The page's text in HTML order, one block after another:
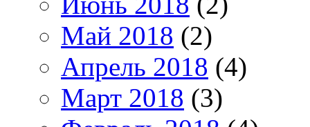
Май 2018 (2)
Апрель 2018 (4)
Март 2018 (3)